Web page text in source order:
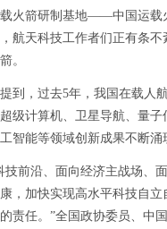
箭研制基地——中国运载
航天科技工作者们正有条不
。
，过去5年，我国在载人
级计算机、卫星导航、量子
智能等领域创新成果不断涌
前沿、面向经济主战场、
，加快实现高水平科技自立
责任。”全国政协委员、中